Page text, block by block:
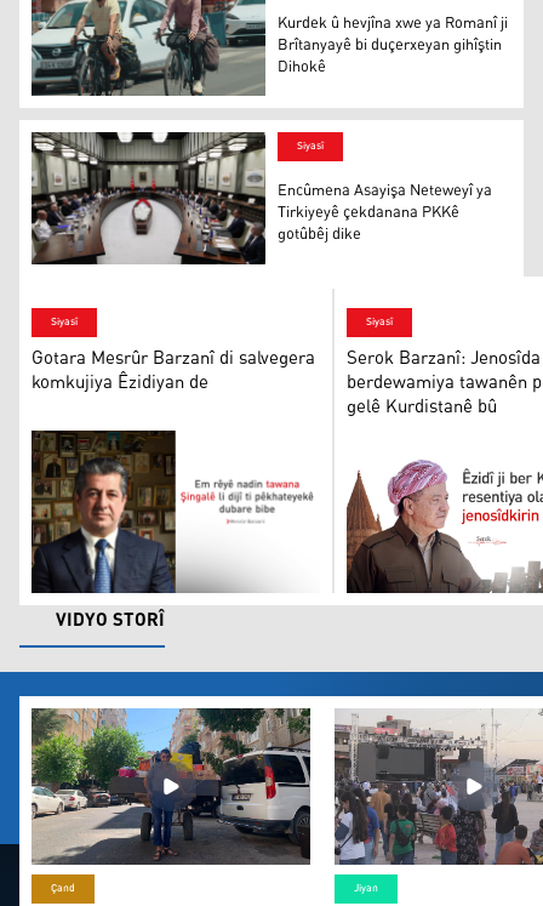
Kurdek û hevjîna xwe ya Romanî ji Brîtanyayê bi
Kurdek û hevjîna xwe ya Romanî ji
Brîtanyayê bi duçerxeyan gihîştin
Dihokê
Encûmena Asayişa Neteweyî ya Tirkiyeyê çekdanana
Siyasî
Encûmena Asayişa Neteweyî ya
Tirkiyeyê çekdanana PKKê
gotûbêj dike
Mesrûr Barzanî
Siyasî
Gotara Mesrûr Barzanî di salvegera
komkujiya Êzidiyan de
Serok Barzanî
Siyasî
Serok Barzanî:
berdewamiya tawanên
gelê Kurdistanê bû
VIDYO STORÎ
Li Diyarbekirê di germahiya dijwar de hemal karê xwe
Çand Li Qamişlo "Festîvala
Jiyan